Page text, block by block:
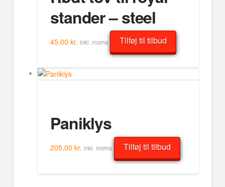
stander – steel
45,00kr. inkl. moms Tilføj til tilbud
Paniklys
205,00kr. inkl. moms Tilføj til tilbud